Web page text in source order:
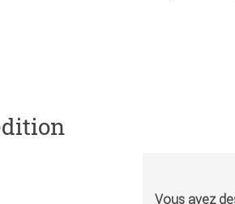
Vous avez